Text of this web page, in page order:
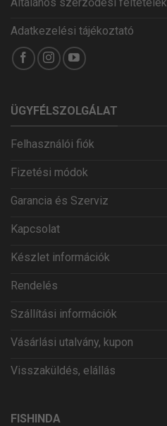
Adatkezelési tájékoztató
ÜGYFÉLSZOLGÁLAT
Felhasználói fiók
Fizetési módok
Garancia és Szerviz
Kapcsolat
Készlet információk
Rendelés
Szállítási információk
Vásárlási utalvány, kupon
Visszaküldés, elállás
FISHINDA